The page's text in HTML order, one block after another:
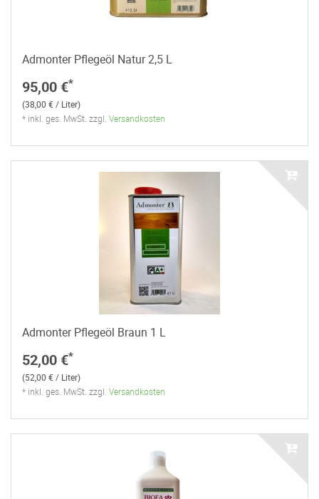
Admonter Pflegeöl Natur 2,5 L
95,00 €*
(38,00 € / Liter)
* inkl. ges. MwSt. zzgl. Versandkosten
Admonter Pflegeöl Braun 1 L
52,00 €*
(52,00 € / Liter)
* inkl. ges. MwSt. zzgl. Versandkosten